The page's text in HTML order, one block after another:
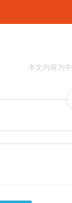
本文内容为